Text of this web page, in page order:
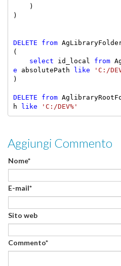
)
DELETE from
(
select id_local from
e absolutePath like
'C:/
)
DELETE from
h
like 'C:/DEV%'
Aggiungi Commento
Nome*
E-mail*
Sito web
Commento*